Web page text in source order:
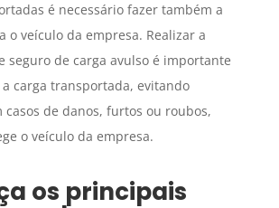
é necessário fazer também a
o veículo da empresa. Realizar a
seguro de carga avulso é importante
carga transportada, evitando
casos de danos, furtos ou roubos,
o veículo da empresa.
os principais